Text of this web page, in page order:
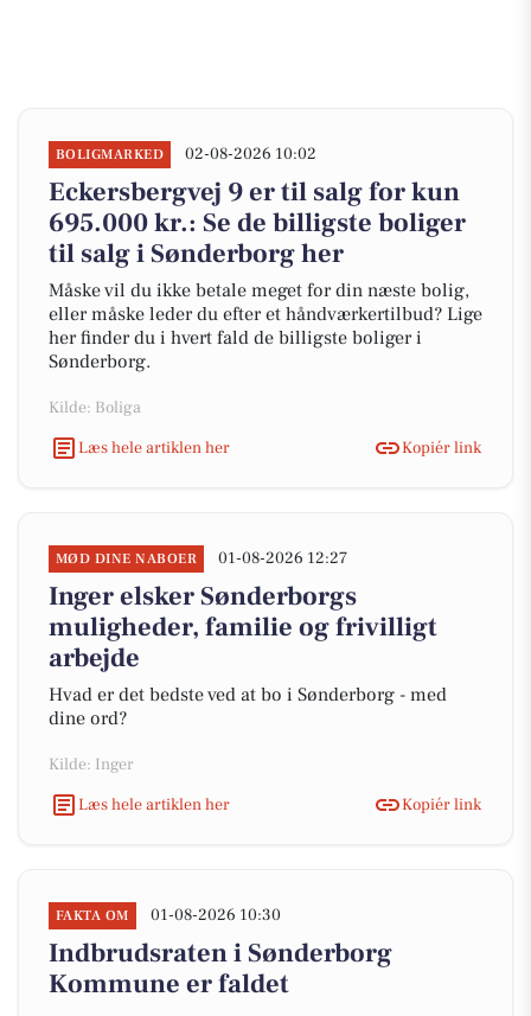
BOLIGMARKED 02-08-2026 10:02
Eckersbergvej 9 er til salg for kun
695.000 kr.: Se de billigste boliger
til salg i Sønderborg her
Måske vil du ikke betale meget for din næste bolig,
eller måske leder du efter et håndværkertilbud? Lige
her finder du i hvert fald de billigste boliger i
Sønderborg.
Kilde: Boliga
Læs hele artiklen her
Kopiér link
MØD DINE NABOER 01-08-2026 12:27
Inger elsker Sønderborgs
muligheder, familie og frivilligt
arbejde
Hvad er det bedste ved at bo i Sønderborg - med
dine ord?
Kilde: Inger
Læs hele artiklen her
Kopiér link
FAKTA OM 01-08-2026 10:30
Indbrudsraten i Sønderborg
Kommune er faldet